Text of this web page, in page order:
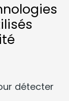
détecter